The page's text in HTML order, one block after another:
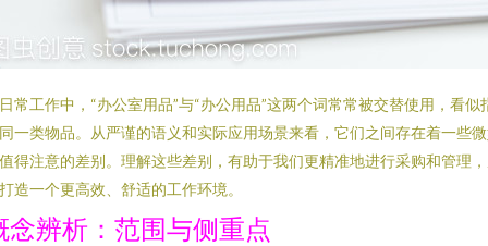
常工作中，“办公室用品”与“办公用品”这两个词常常被交替使用，看似
一类物品。从严谨的语义和实际应用场景来看，它们之间存在着一些
得注意的差别。理解这些差别，有助于我们更精准地进行采购和管理
造一个更高效、舒适的工作环境。
念辨析：范围与侧重点